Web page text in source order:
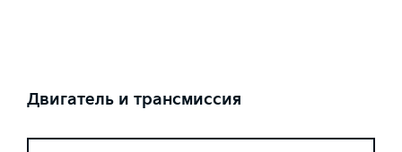
Двигатель и трансмиссия